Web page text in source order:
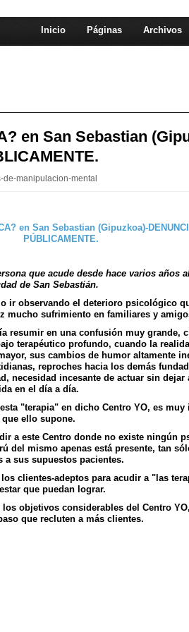
Inicio Páginas Archivos
en San Sebastian
de-manipulacion-mental
que acude desde hace varios años
de San Sebastián.
ir observando el deterioro psicológico
mucho sufrimiento en familiares y
resumir en una confusión muy grande,
terapéutico profundo, cuando la
sus cambios de humor altamente
reproches hacia los demás
necesidad incesante de actuar sin dejar
en el día a día.
"terapia" en dicho Centro YO, es muy
ello supone.
a este Centro donde no existe ningún
del mismo apenas está presente, tan
a sus supuestos pacientes.
clientes-adeptos para acudir a "las
que puedan lograr.
objetivos considerables del Centro
que recluten a más clientes.